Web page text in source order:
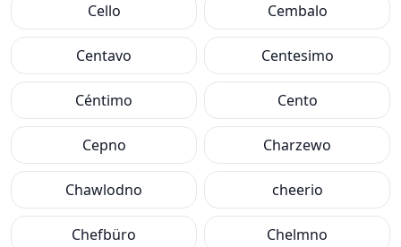
Cello Cembalo
Centavo Centesimo
Céntimo Cento
Cepno Charzewo
Chawlodno cheerio
Chefbüro Chelmno